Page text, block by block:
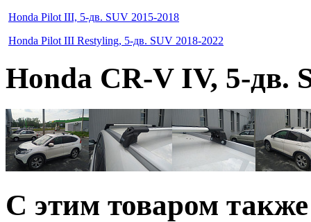
Honda Pilot III, 5-дв. SUV 2015-2018
Honda Pilot III Restyling, 5-дв. SUV 2018-2022
Honda CR-V IV, 5-дв.
C этим товаром